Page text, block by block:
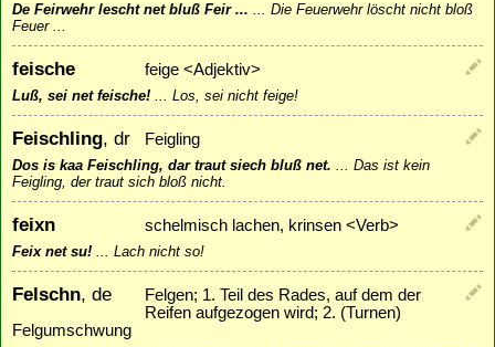
De Feirwehr lescht net bluß Feir ... ... Die Feuerwehr löscht nicht bloß
Feuer ...
feische feige <Adjektiv>
Luß, sei net feische! ... Los, sei nicht feige!
Feischling, dr Feigling
Dos is kaa Feischling, dar traut siech bluß net. ... Das ist kein
Feigling, der traut sich bloß nicht.
feixn schelmisch lachen, krinsen <Verb>
Feix net su! ... Lach nicht so!
Felschn, de
Felgen; 1. Teil des Rades, auf dem der
Reifen aufgezogen wird; 2. (Turnen)
Felgumschwung